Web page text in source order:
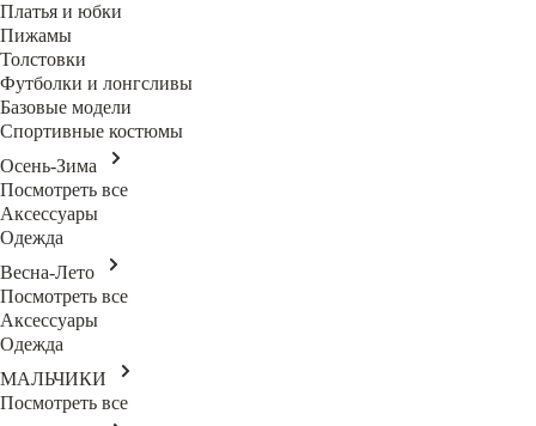
Платья и юбки
Пижамы
Толстовки
Футболки и лонгсливы
Базовые модели
Спортивные костюмы
Осень-Зима
Посмотреть все
Аксессуары
Одежда
Весна-Лето
Посмотреть все
Аксессуары
Одежда
МАЛЬЧИКИ
Посмотреть все